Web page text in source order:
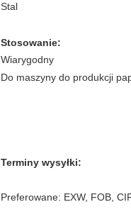
Stal
Stosowanie:
Wiarygodny
Do maszyny do produkcji
Terminy wysyłki:
Preferowane: EXW, FOB,